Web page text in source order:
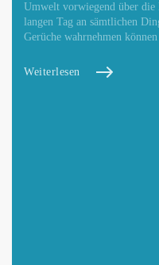
Umwelt vorwiegend über die
langen Tag an sämtlichen
Gerüche wahrnehmen
Weiterlesen